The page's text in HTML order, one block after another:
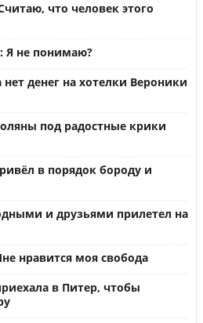
что человек этого
не понимаю?
денег на хотелки Вероники
под радостные крики
в порядок бороду и
и друзьями прилетел на
нравится моя свобода
в Питер, чтобы